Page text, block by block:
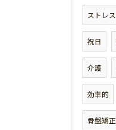
ストレス
祝日
介護
効率的
骨盤矯正